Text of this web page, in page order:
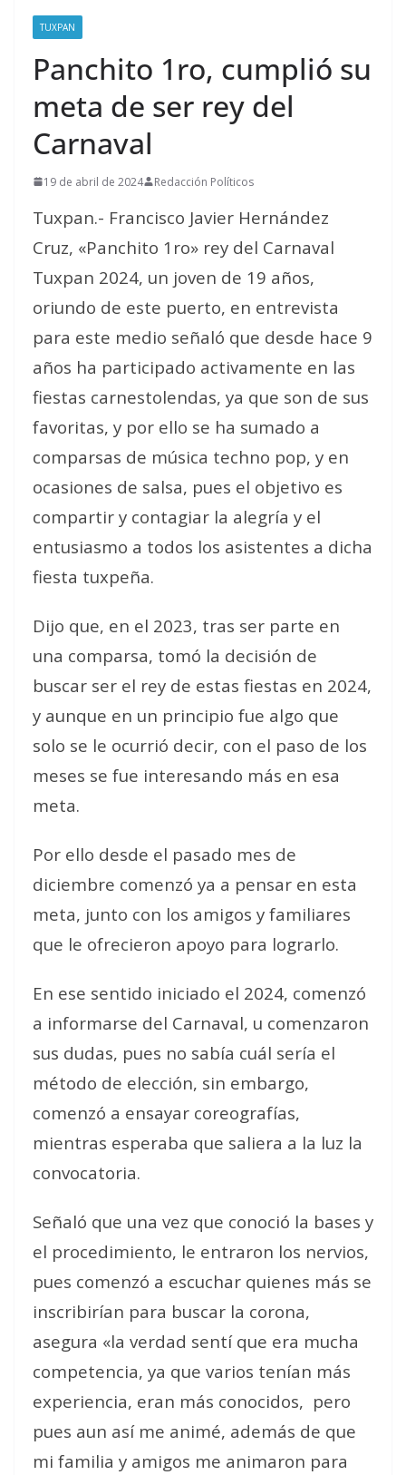
TUXPAN
Panchito 1ro, cumplió su
meta de ser rey del
Carnaval
19 de abril de 2024 Redacción Políticos
Tuxpan.- Francisco Javier Hernández
Cruz, «Panchito 1ro» rey del Carnaval
Tuxpan 2024, un joven de 19 años,
oriundo de este puerto, en entrevista
para este medio señaló que desde hace 9
años ha participado activamente en las
fiestas carnestolendas, ya que son de sus
favoritas, y por ello se ha sumado a
comparsas de música techno pop, y en
ocasiones de salsa, pues el objetivo es
compartir y contagiar la alegría y el
entusiasmo a todos los asistentes a dicha
fiesta tuxpeña.
Dijo que, en el 2023, tras ser parte en
una comparsa, tomó la decisión de
buscar ser el rey de estas fiestas en 2024,
y aunque en un principio fue algo que
solo se le ocurrió decir, con el paso de los
meses se fue interesando más en esa
meta.
Por ello desde el pasado mes de
diciembre comenzó ya a pensar en esta
meta, junto con los amigos y familiares
que le ofrecieron apoyo para lograrlo.
En ese sentido iniciado el 2024, comenzó
a informarse del Carnaval, u comenzaron
sus dudas, pues no sabía cuál sería el
método de elección, sin embargo,
comenzó a ensayar coreografías,
mientras esperaba que saliera a la luz la
convocatoria.
Señaló que una vez que conoció la bases y
el procedimiento, le entraron los nervios,
pues comenzó a escuchar quienes más se
inscribirían para buscar la corona,
asegura «la verdad sentí que era mucha
competencia, ya que varios tenían más
experiencia, eran más conocidos, pero
pues aun así me animé, además de que
mi familia y amigos me animaron para